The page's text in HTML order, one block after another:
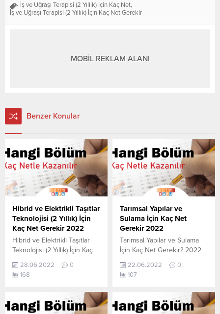
İş ve Uğraşı Terapisi (2 Yıllık) İçin Kaç Net,
İş ve Uğraşı Terapisi (2 Yıllık) İçin Kaç Net Gerekir
MOBİL REKLAM ALANI
Benzer Konular
Hibrid ve Elektrikli Taşıtlar
Teknolojisi (2 Yıllık) İçin
Kaç Net Gerekir 2022
Hibrid ve Elektrikli Taşıtlar
Teknolojisi (2 Yıllık) İçin Kaç
Hibrid ve Elektrikli Taşıtlar
Teknolojisi (2 Yıllık) için kaç
sorusunun cevabını
aşağıdan öğrenebilirsiniz. Bu
28.06.2022
0
168
Tarımsal Yapılar ve
Sulama İçin Kaç Net
Gerekir 2022
Tarımsal Yapılar ve Sulama
İçin Kaç Net Gerekir? 2022
Sulama için kaç net yapmam
gerekir sorusunun cevabını
veriler 2021 TYT-AYT
sınavında en son yerleşen
22.06.2022
0
107